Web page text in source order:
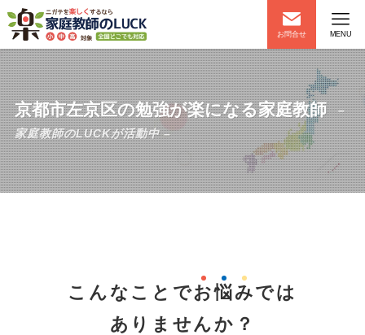
お問合せ MENU
京都市左京区の勉強が楽になる家庭教師
–
家庭教師のLUCKが活動中 –
こんなことでお悩みでは
ありませんか？